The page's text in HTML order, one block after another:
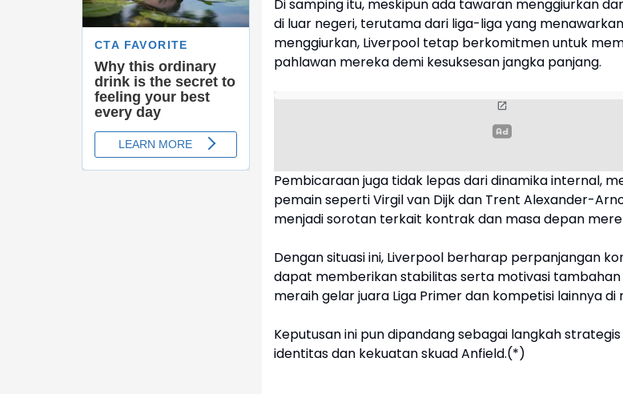
Di samping itu, meskipun ada tawaran menggiurkan
di luar negeri, terutama dari liga-liga yang
menggiurkan, Liverpool tetap berkomitmen untuk
pahlawan mereka demi kesuksesan jangka panjang.
Pembicaraan juga tidak lepas dari dinamika internal,
pemain seperti Virgil van Dijk dan Trent Alexander-
menjadi sorotan terkait kontrak dan masa depan
Dengan situasi ini, Liverpool berharap perpanjangan
dapat memberikan stabilitas serta motivasi
meraih gelar juara Liga Primer dan kompetisi lainnya di
Keputusan ini pun dipandang sebagai langkah
identitas dan kekuatan skuad Anfield.(*)